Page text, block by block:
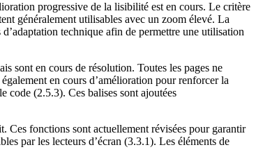
progressive de la lisibilité est en cours. Le critère
généralement utilisables avec un zoom élevé. La
technique afin de permettre une utilisation
sont en cours de résolution. Toutes les pages ne
en cours d’amélioration pour renforcer la
code (2.5.3). Ces balises sont ajoutées
Ces fonctions sont actuellement révisées pour garantir
par les lecteurs d’écran (3.3.1). Les éléments de